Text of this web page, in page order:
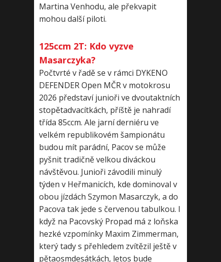
Martina Venhodu, ale překvapit
mohou další piloti.
125ccm 2T: Kdo vyzve
Masarczyka?
Počtvrté v řadě se v rámci DYKENO
DEFENDER Open MČR v motokrosu
2026 představí junioři ve dvoutaktních
stopětadvacítkách, příště je nahradí
třída 85ccm. Ale jarní derniéru ve
velkém republikovém šampionátu
budou mít parádní, Pacov se může
pyšnit tradičně velkou diváckou
návštěvou. Junioři závodili minulý
týden v Heřmanicích, kde dominoval v
obou jízdách Szymon Masarczyk, a do
Pacova tak jede s červenou tabulkou. I
když na Pacovský Propad má z loňska
hezké vzpomínky Maxim Zimmerman,
který tady s přehledem zvítězil ještě v
pětaosmdesátkách, letos bude